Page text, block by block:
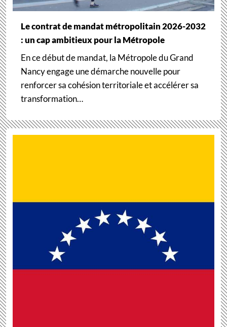
Le contrat de mandat métropolitain 2026-2032
: un cap ambitieux pour la Métropole
En ce début de mandat, la Métropole du Grand
Nancy engage une démarche nouvelle pour
renforcer sa cohésion territoriale et accélérer sa
transformation…